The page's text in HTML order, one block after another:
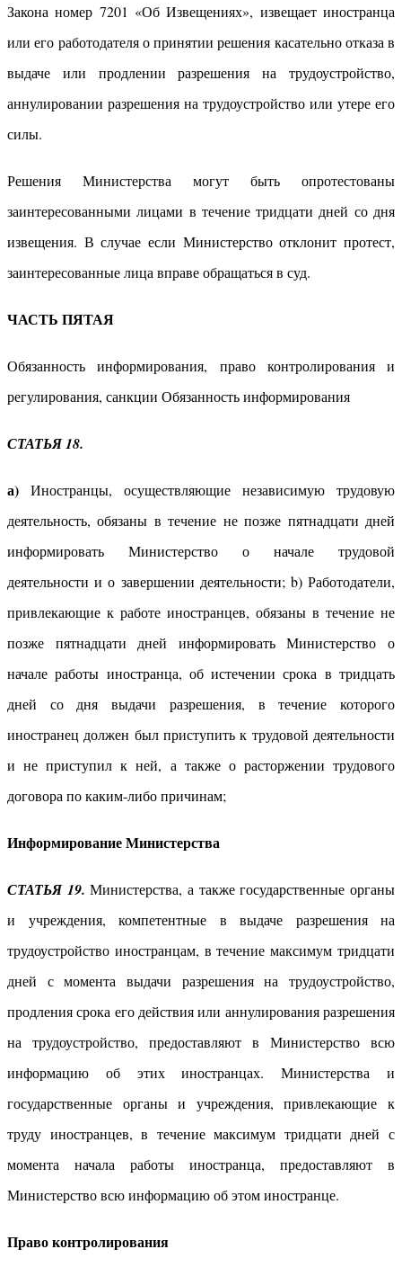
Закона номер 7201 «Об Извещениях», извещает иностранца
или его работодателя о принятии решения касательно отказа в
выдаче или продлении разрешения на трудоустройство,
аннулировании разрешения на трудоустройство или утере его
силы.
Решения Министерства могут быть опротестованы
заинтересованными лицами в течение тридцати дней со дня
извещения. В случае если Министерство отклонит протест,
заинтересованные лица вправе обращаться в суд.
ЧАСТЬ ПЯТАЯ
Обязанность информирования, право контролирования и
регулирования, санкции Обязанность информирования
СТАТЬЯ 18.
а) Иностранцы, осуществляющие независимую трудовую
деятельность, обязаны в течение не позже пятнадцати дней
информировать Министерство о начале трудовой
деятельности и о завершении деятельности; b) Работодатели,
привлекающие к работе иностранцев, обязаны в течение не
позже пятнадцати дней информировать Министерство о
начале работы иностранца, об истечении срока в тридцать
дней со дня выдачи разрешения, в течение которого
иностранец должен был приступить к трудовой деятельности
и не приступил к ней, а также о расторжении трудового
договора по каким-либо причинам;
Информирование Министерства
СТАТЬЯ 19. Министерства, а также государственные органы
и учреждения, компетентные в выдаче разрешения на
трудоустройство иностранцам, в течение максимум тридцати
дней с момента выдачи разрешения на трудоустройство,
продления срока его действия или аннулирования разрешения
на трудоустройство, предоставляют в Министерство всю
информацию об этих иностранцах. Министерства и
государственные органы и учреждения, привлекающие к
труду иностранцев, в течение максимум тридцати дней с
момента начала работы иностранца, предоставляют в
Министерство всю информацию об этом иностранце.
Право контролирования